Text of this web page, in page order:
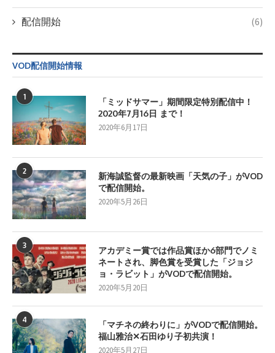
配信開始 (6)
VOD配信開始情報
1
「ミッドサマー」期間限定特別配信中！
2020年7月16日 まで！
2020年6月17日
2
新海誠監督の最新映画「天気の子」がVOD
で配信開始。
2020年5月26日
3
アカデミー賞では作品賞ほか6部門でノミ
ネートされ、脚色賞を受賞した「ジョジ
ョ・ラビット」がVODで配信開始。
2020年5月20日
4
「マチネの終わりに」がVODで配信開始。
福山雅治✕石田ゆり子初共演！
2020年5月27日